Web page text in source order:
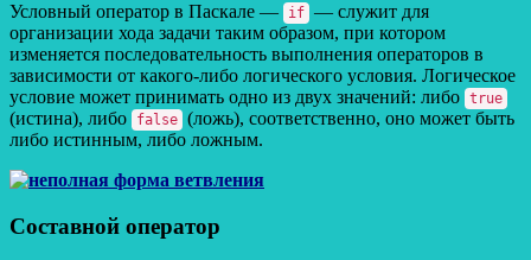
Условный оператор в Паскале — if — служит для
организации хода задачи таким образом, при котором
изменяется последовательность выполнения операторов в
зависимости от какого-либо логического условия. Логическое
условие может принимать одно из двух значений: либо true
(истина), либо false (ложь), соответственно, оно может быть
либо истинным, либо ложным.
Составной оператор